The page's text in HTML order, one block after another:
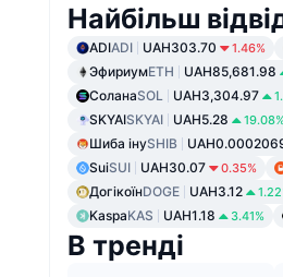
Найбільш
ADIADI UAH303.70 1.46%
ЭфириумETH UAH85,681.98
СоланаSOL UAH3,304.97
SKYAISKYAI UAH5.28
Шиба інуSHIB
SuiSUI UAH30.07 0.35%
ДогікоїнDOGE UAH3.12
KaspaKAS UAH1.18 3.41%
В тренді